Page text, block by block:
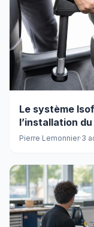
Le système
l’installation
Pierre Lemonnier·3